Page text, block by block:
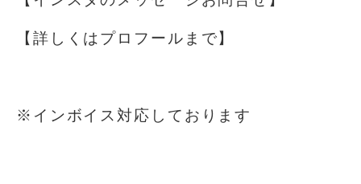
【詳しくはプロフールまで】
※インボイス対応しております